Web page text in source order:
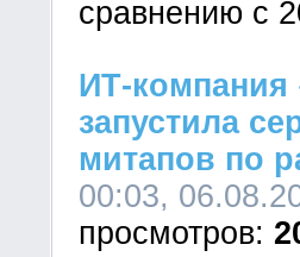
сравнению с
ИТ-компания
запустила
митапов по
00:03,